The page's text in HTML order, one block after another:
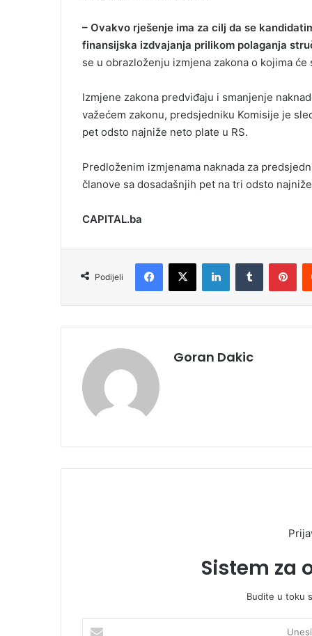
– Ovakvo rješenje ima za cilj da se
finansijska izdvajanja prilikom polaganja
se u obrazloženju izmjena zakona o kojima
Izmjene zakona predviđaju i smanjenje
važećem zakonu, predsjedniku Komisije je
pet odsto najniže neto plate u RS.
Predloženim izmjenama naknada za
članove sa dosadašnjih pet na tri odsto
CAPITAL.ba
Podijeli
Goran Dakic
Sistem za
Budite u toku